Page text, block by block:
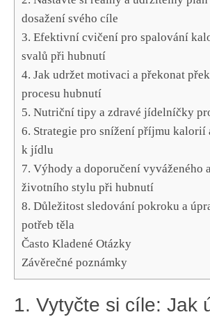
dosažení svého ⁤cíle
3. Efektivní cvičení pro spalování​
‍svalů při hubnutí
4. Jak udržet motivaci a překonat
procesu hubnutí
5. Nutriční tipy ⁢a ⁤zdravé jídelníčky
6. Strategie pro snížení příjmu kalorií
k ⁣jídlu
7. Výhody a doporučení vyváženého
životního‌ stylu při hubnutí
8. Důležitost sledování⁤ pokroku a‍
potřeb ⁢těla
Často Kladené Otázky
Závěrečné poznámky
1. Vytyčte si ⁤cíle: Jak